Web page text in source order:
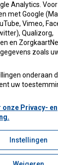
die nodig is
zien.
Analytics.
met Google
Vimeo,
Qualizorg,
en
zoals
onderaan
uw
onze Privacy- en
Instellingen